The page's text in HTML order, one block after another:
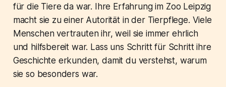
für die Tiere da war. Ihre Erfahrung im Zoo Leipzig
macht sie zu einer Autorität in der Tierpflege. Viele
Menschen vertrauten ihr, weil sie immer ehrlich
und hilfsbereit war. Lass uns Schritt für Schritt ihre
Geschichte erkunden, damit du verstehst, warum
sie so besonders war.